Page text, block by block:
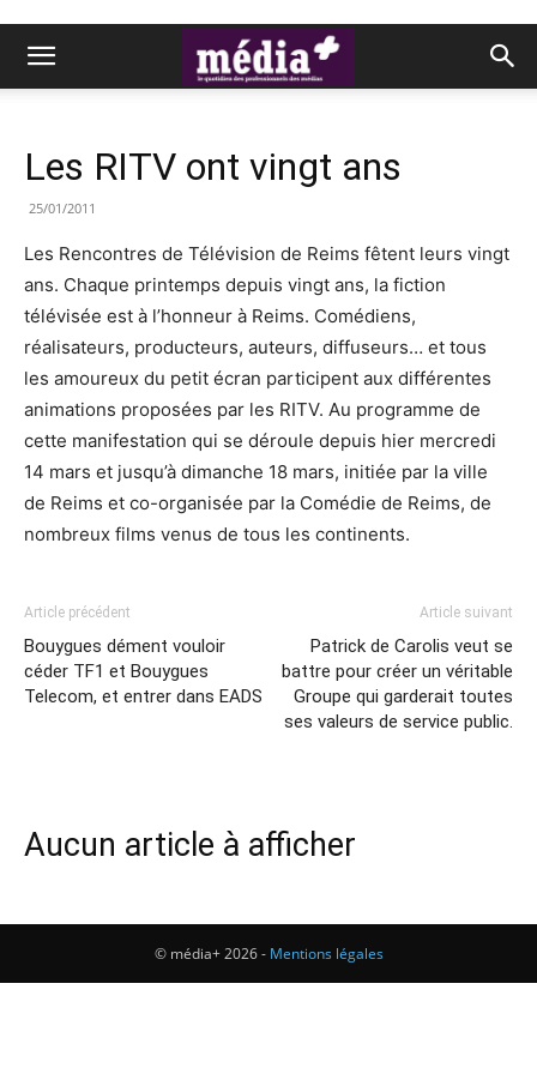
Les RITV ont vingt ans
25/01/2011
Les Rencontres de Télévision de Reims fêtent leurs vingt
ans. Chaque printemps depuis vingt ans, la fiction
télévisée est à l’honneur à Reims. Comédiens,
réalisateurs, producteurs, auteurs, diffuseurs… et tous
les amoureux du petit écran participent aux différentes
animations proposées par les RITV. Au programme de
cette manifestation qui se déroule depuis hier mercredi
14 mars et jusqu’à dimanche 18 mars, initiée par la ville
de Reims et co-organisée par la Comédie de Reims, de
nombreux films venus de tous les continents.
Article précédent
Bouygues dément vouloir
céder TF1 et Bouygues
Telecom, et entrer dans EADS
Article suivant
Patrick de Carolis veut se
battre pour créer un véritable
Groupe qui garderait toutes
ses valeurs de service public.
Aucun article à afficher
© média+ 2026 - Mentions légales